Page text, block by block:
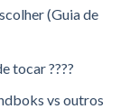
(Guia de
tocar ????
vs outros